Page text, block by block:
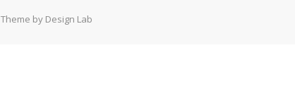
Theme by Design Lab